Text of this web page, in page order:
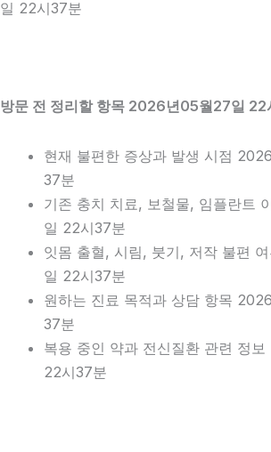
일 22시37분
방문 전 정리할 항목 2026년05월27일 22
현재 불편한 증상과 발생 시점
37분
기존 충치 치료, 보철물, 임플란트
일 22시37분
잇몸 출혈, 시림, 붓기, 저작 불편
일 22시37분
원하는 진료 목적과 상담 항목
37분
복용 중인 약과 전신질환 관련 정
22시37분